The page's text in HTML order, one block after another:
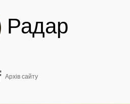
Радар
Архів сайту